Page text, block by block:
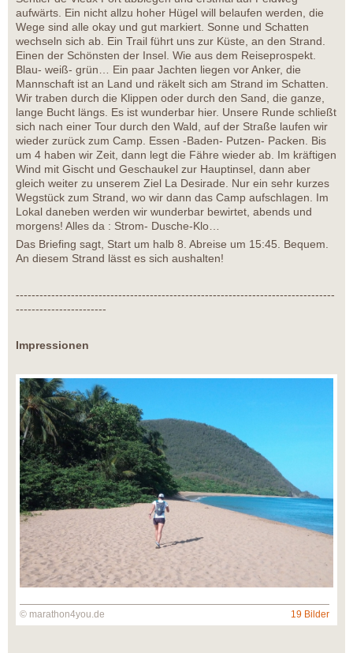
aufwärts. Ein nicht allzu hoher Hügel will belaufen werden, die
Wege sind alle okay und gut markiert. Sonne und Schatten
wechseln sich ab. Ein Trail führt uns zur Küste, an den Strand.
Einen der Schönsten der Insel. Wie aus dem Reiseprospekt.
Blau- weiß- grün… Ein paar Jachten liegen vor Anker, die
Mannschaft ist an Land und räkelt sich am Strand im Schatten.
Wir traben durch die Klippen oder durch den Sand, die ganze,
lange Bucht längs. Es ist wunderbar hier. Unsere Runde schließt
sich nach einer Tour durch den Wald, auf der Straße laufen wir
wieder zurück zum Camp. Essen -Baden- Putzen- Packen. Bis
um 4 haben wir Zeit, dann legt die Fähre wieder ab. Im kräftigen
Wind mit Gischt und Geschaukel zur Hauptinsel, dann aber
gleich weiter zu unserem Ziel La Desirade. Nur ein sehr kurzes
Wegstück zum Strand, wo wir dann das Camp aufschlagen. Im
Lokal daneben werden wir wunderbar bewirtet, abends und
morgens! Alles da : Strom- Dusche-Klo…
Das Briefing sagt, Start um halb 8. Abreise um 15:45. Bequem.
An diesem Strand lässt es sich aushalten!
---------------------------------------------------------------------------------
-----------------------
Impressionen
© marathon4you.de 19 Bilder